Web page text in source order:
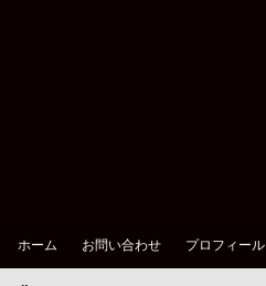
ホーム お問い合わせ プロフィール